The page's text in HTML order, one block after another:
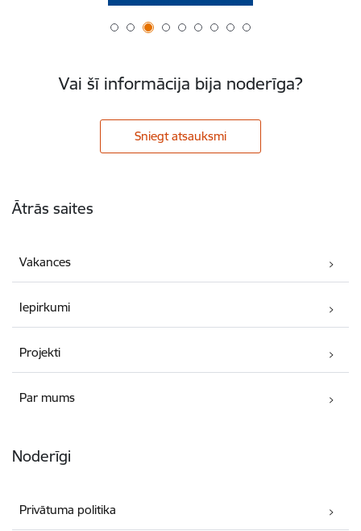
Vai šī informācija bija noderīga?
Sniegt atsauksmi
Ātrās saites
Vakances
Iepirkumi
Projekti
Par mums
Noderīgi
Privātuma politika